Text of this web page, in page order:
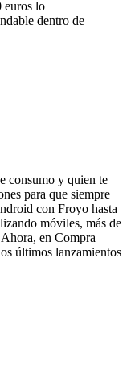
euros lo
dentro de
consumo y quien te
para que siempre
con Froyo hasta
móviles, más de
en Compra
últimos lanzamientos